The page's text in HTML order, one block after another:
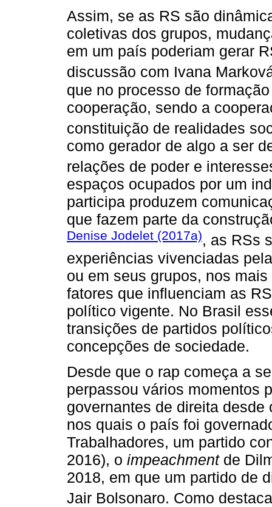
Assim, se as RS são
coletivas dos grupos,
em um país poderiam gerar
discussão com Ivana
que no processo de
cooperação, sendo a
constituição de realidades
como gerador de algo a ser
relações de poder e
espaços ocupados por um
participa produzem
que fazem parte da
Denise Jodelet (2017a), as RSs
experiências vivenciadas
ou em seus grupos, nos
fatores que influenciam as
político vigente. No Brasil
transições de partidos
concepções de sociedade.
Desde que o rap começa a
perpassou vários momentos
governantes de direita
nos quais o país foi
Trabalhadores, um partido
2016), o impeachmentde
2018, em que um partido de
Jair Bolsonaro. Como